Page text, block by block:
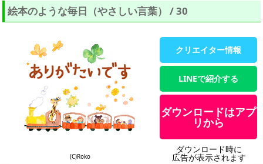
絵本のような毎日（やさしい言葉） / 30
(C)Roko
クリエイター情報
LINEで紹介する
ダウンロードはアプ
リから
ダウンロード時に
広告が表示されます